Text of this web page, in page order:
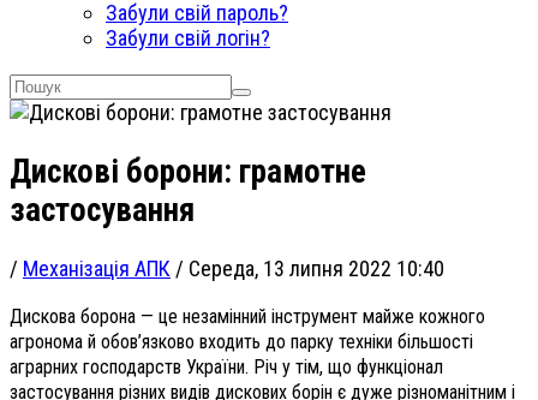
Забули свій пароль?
Забули свій логін?
Дискові борони: грамотне
застосування
/ Механізація АПК / Середа, 13 липня 2022 10:40
Дискова борона — це незамінний інструмент майже кожного
агронома й обов’язково входить до парку техніки більшості
аграрних господарств України. Річ у тім, що функціонал
застосування різних видів дискових борін є дуже різноманітним і